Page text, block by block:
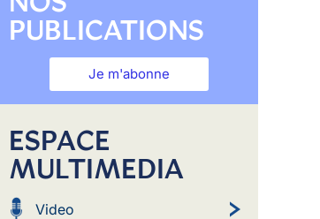
PUBLICATIONS
Je m'abonne
ESPACE
MULTIMEDIA
Video